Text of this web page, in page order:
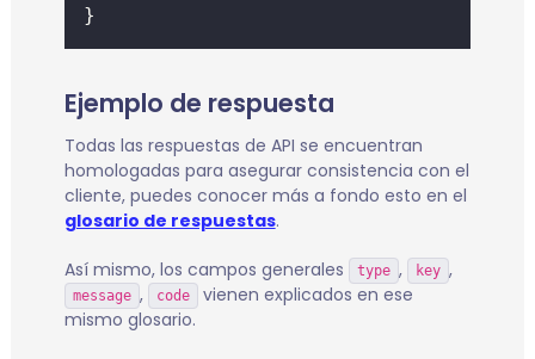
}
Ejemplo de respuesta
Todas las respuestas de API se encuentran
homologadas para asegurar consistencia con el
cliente, puedes conocer más a fondo esto en el
glosario de respuestas.
Así mismo, los campos generales type , key ,
message , code
vienen explicados en ese
mismo glosario.